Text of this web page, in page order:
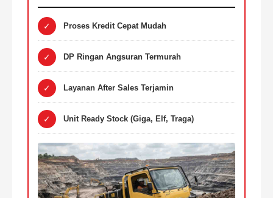
✓ Proses Kredit Cepat Mudah
✓ DP Ringan Angsuran Termurah
✓ Layanan After Sales Terjamin
✓ Unit Ready Stock (Giga, Elf, Traga)